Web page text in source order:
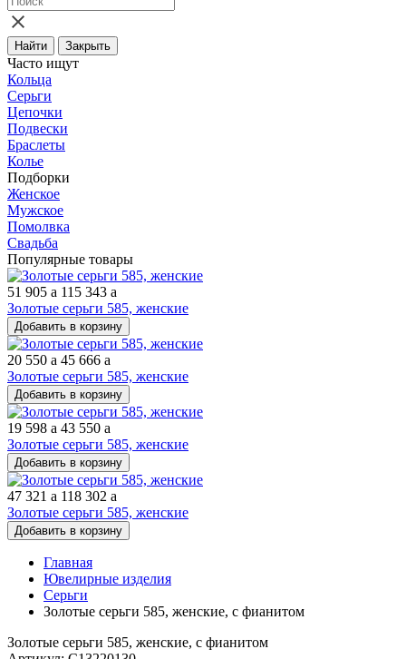
Найти Закрыть
Часто ищут
Кольца
Серьги
Цепочки
Подвески
Браслеты
Колье
Подборки
Женское
Мужское
Помолвка
Свадьба
Популярные товары
51 905 a 115 343 a
Золотые серьги 585, женские
Добавить в корзину
20 550 a 45 666 a
Золотые серьги 585, женские
Добавить в корзину
19 598 a 43 550 a
Золотые серьги 585, женские
Добавить в корзину
47 321 a 118 302 a
Золотые серьги 585, женские
Добавить в корзину
Главная
Ювелирные изделия
Серьги
Золотые серьги 585, женские, с фианитом
Золотые серьги 585, женские, с фианитом